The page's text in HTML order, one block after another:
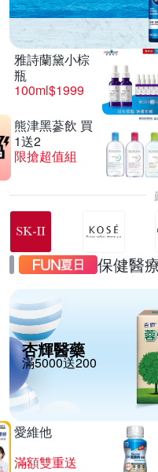
雅詩蘭黛小棕
瓶
100ml$1999
熊津黑蔘飲 買
1送2
限搶超值組
保健醫
杏輝醫藥
滿5000送200
愛維他
滿額雙重送